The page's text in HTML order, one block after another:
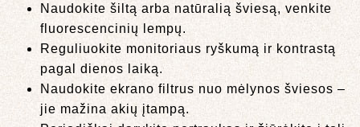
Naudokite šiltą arba natūralią šviesą, venkite
fluorescencinių lempų.
Reguliuokite monitoriaus ryškumą ir kontrastą
pagal dienos laiką.
Naudokite ekrano filtrus nuo mėlynos šviesos –
jie mažina akių įtampą.